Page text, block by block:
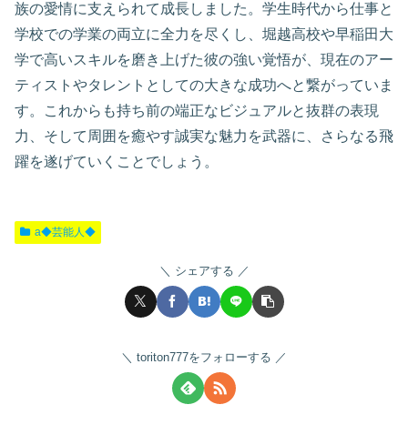
族の愛情に支えられて成長しました。学生時代から仕事と
学校での学業の両立に全力を尽くし、堀越高校や早稲田大
学で高いスキルを磨き上げた彼の強い覚悟が、現在のアー
ティストやタレントとしての大きな成功へと繋がっていま
す。これからも持ち前の端正なビジュアルと抜群の表現
力、そして周囲を癒やす誠実な魅力を武器に、さらなる飛
躍を遂げていくことでしょう。
a◆芸能人◆
シェアする
toriton777をフォローする